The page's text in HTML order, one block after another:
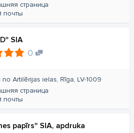
страница
почты
SIA
0
Artilērijas ielas, Rīga, LV-1009
страница
почты
papīrs" SIA, apdruka